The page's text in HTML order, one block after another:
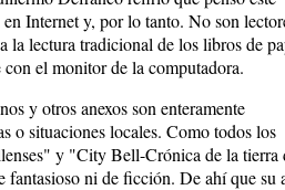
Internet y, por lo tanto. No son
la lectura tradicional de los libros de
el monitor de la computadora.
y otros anexos son enteramente
o situaciones locales. Como todos los
y "City Bell-Crónica de la tierra
ni de ficción. De ahí que su